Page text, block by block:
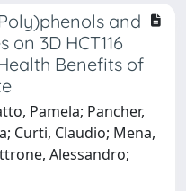
and
3D HCT116
Benefits of
Pamela; Pancher,
Curti, Claudio; Mena,
Alessandro;